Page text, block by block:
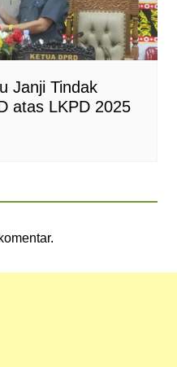
Janji Tindak
atas LKPD 2025